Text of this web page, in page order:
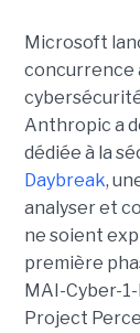
Microsoft
concurrence
Anthropic a
dédiée à la
Daybreak,
analyser et
ne soient
première
MAI-Cyber-
Project